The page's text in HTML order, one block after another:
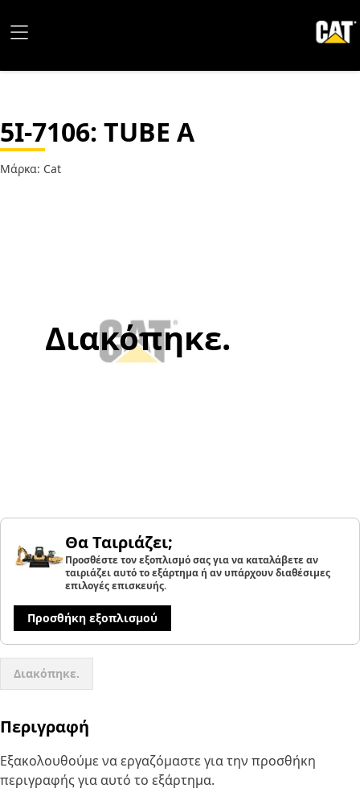
5I-7106: TUBE A
Μάρκα: Cat
Διακόπηκε.
Θα Ταιριάζει;
Προσθέστε τον εξοπλισμό σας για να καταλάβετε αν
ταιριάζει αυτό το εξάρτημα ή αν υπάρχουν διαθέσιμες
επιλογές επισκευής.
Προσθήκη εξοπλισμού
Διακόπηκε.
Περιγραφή
Εξακολουθούμε να εργαζόμαστε για την προσθήκη
περιγραφής για αυτό το εξάρτημα.